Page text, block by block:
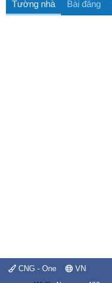
Tường nhà Bài đăng
CNG - One VN